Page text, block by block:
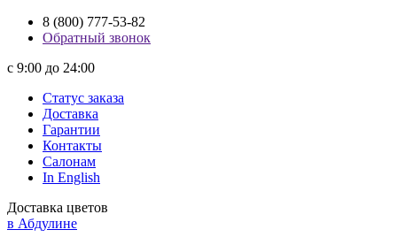
8 (800) 777-53-82
Обратный звонок
с 9:00 до 24:00
Статус заказа
Доставка
Гарантии
Контакты
Салонам
In English
Доставка цветов
в Абдулине